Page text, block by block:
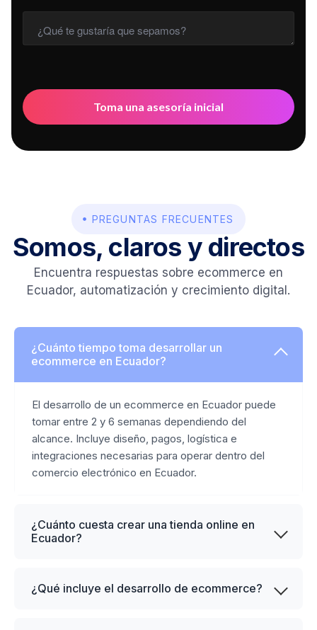
PREGUNTAS FRECUENTES
Somos, claros y directos
Encuentra respuestas sobre ecommerce en
Ecuador, automatización y crecimiento digital.
¿Cuánto tiempo toma desarrollar un
ecommerce en Ecuador?
El desarrollo de un ecommerce en Ecuador puede
tomar entre 2 y 6 semanas dependiendo del
alcance. Incluye diseño, pagos, logística e
integraciones necesarias para operar dentro del
comercio electrónico en Ecuador.
¿Cuánto cuesta crear una tienda online en
Ecuador?
¿Qué incluye el desarrollo de ecommerce?